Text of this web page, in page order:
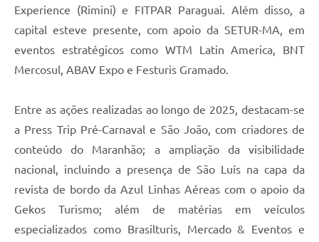
Experience (Rimini) e FITPAR Paraguai. Além disso, a
capital esteve presente, com apoio da SETUR-MA, em
eventos estratégicos como WTM Latin America, BNT
Mercosul, ABAV Expo e Festuris Gramado.
Entre as ações realizadas ao longo de 2025, destacam-se
a Press Trip Pré-Carnaval e São João, com criadores de
conteúdo do Maranhão; a ampliação da visibilidade
nacional, incluindo a presença de São Luís na capa da
revista de bordo da Azul Linhas Aéreas com o apoio da
Gekos Turismo; além de matérias em veículos
especializados como Brasilturis, Mercado & Eventos e